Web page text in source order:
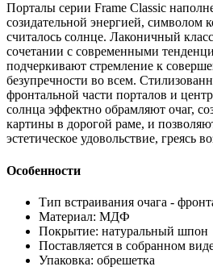
Порталы серии Frame Classic
созидательной энергией, символом
считалось солнце. Лаконичный
сочетании с современными
подчеркивают стремление к
безупречности во всем.
фронтальной части порталов и
солнца эффектно обрамляют очаг,
картины в дорогой раме, и
эстетическое удовольствие, греясь
Особенности
Тип встраивания очага -
Материал: МДФ
Покрытие: натуральный шпон
Поставляется в собранном
Упаковка: обрешетка